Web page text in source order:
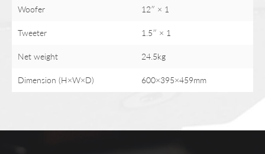
Woofer 12″ × 1
Tweeter 1.5″ × 1
Net weight 24.5kg
Dimension (H×W×D) 600×395×459mm